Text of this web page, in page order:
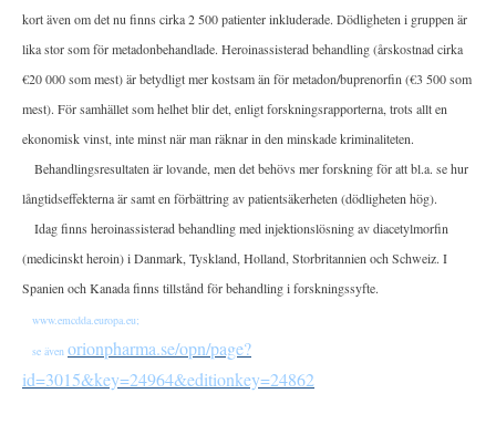
kort även om det nu finns cirka 2 500 patienter inkluderade. Dödligheten i gruppen är
lika stor som för metadonbehandlade. Heroinassisterad behandling (årskostnad cirka
€20 000 som mest) är betydligt mer kostsam än för metadon/buprenorfin (€3 500 som
mest). För samhället som helhet blir det, enligt forskningsrapporterna, trots allt en
ekonomisk vinst, inte minst när man räknar in den minskade kriminaliteten.
Behandlingsresultaten är lovande, men det behövs mer forskning för att bl.a. se hur
långtidseffekterna är samt en förbättring av patientsäkerheten (dödligheten hög).
Idag finns heroinassisterad behandling med injektionslösning av diacetylmorfin
(medicinskt heroin) i Danmark, Tyskland, Holland, Storbritannien och Schweiz. I
Spanien och Kanada finns tillstånd för behandling i forskningssyfte.
www.emcdda.europa.eu;
se även orionpharma.se/opn/page?
id=3015&key=24964&editionkey=24862